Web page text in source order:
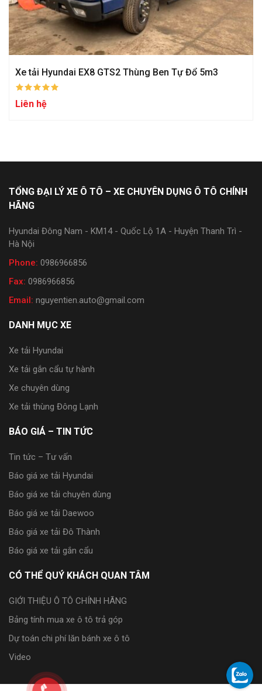
Xe tải Hyundai EX8 GTS2 Thùng Ben Tự Đổ 5m3
Liên hệ
TỔNG ĐẠI LÝ XE Ô TÔ – XE CHUYÊN DỤNG Ô TÔ CHÍNH
HÃNG
Hyundai Đông Nam - KM14 - Quốc Lộ 1A - Huyện Thanh Trì -
Hà Nội
Phone: 0986966856
Fax: 0986966856
Email: nguyentien.auto@gmail.com
DANH MỤC XE
Xe tải Hyundai
Xe tải gắn cẩu tự hành
Xe chuyên dùng
Xe tải thùng Đông Lạnh
BÁO GIÁ – TIN TỨC
Tin tức – Tư vấn
Báo giá xe tải Hyundai
Báo giá xe tải chuyên dùng
Báo giá xe tải Daewoo
Báo giá xe tải Đô Thành
Báo giá xe tải gắn cẩu
CÓ THỂ QUÝ KHÁCH QUAN TÂM
GIỚI THIỆU Ô TÔ CHÍNH HÃNG
Bảng tính mua xe ô tô trả góp
Dự toán chi phí lăn bánh xe ô tô
Video